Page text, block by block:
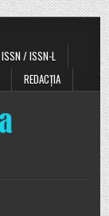
ISSN / ISSN-L
REDACȚIA